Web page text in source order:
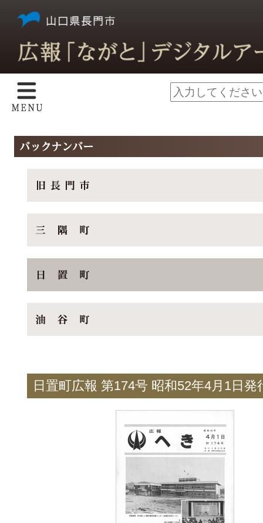
日置町広報 第174号 昭和52年4月1日発